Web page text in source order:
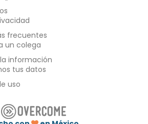
frecuentes
un colega
información
tus datos
uso